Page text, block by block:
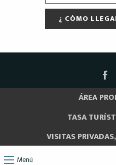
Menú
¿ CÓMO
ÁREA
TASA
VISITAS